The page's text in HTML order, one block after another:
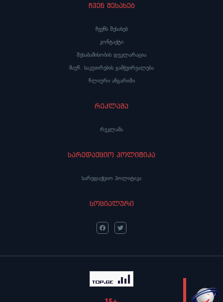
LIVE
ჩვენ შესახებ
ჩვენს შესახებ
კონტაქტი
შესაბამისობის დეკლარაცია
მაუწ. საკუთრების გამჭვირვალება
წლიური ანგარიში
რეკლამა
რეკლამა
სარედაქციო პოლიტიკა
სარედაქციო პოლიტიკა
სოციალური